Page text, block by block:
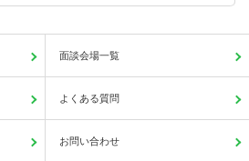
面談会場一覧
よくある質問
お問い合わせ